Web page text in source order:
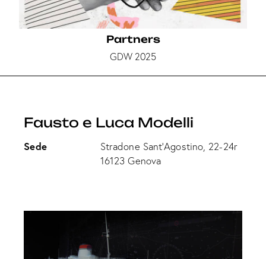
Partners
GDW 2025
Fausto e Luca Modelli
Sede
Stradone Sant’Agostino, 22-24r
16123 Genova